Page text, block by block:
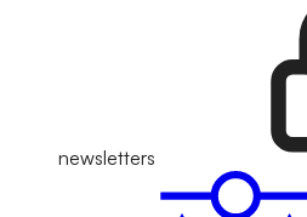
newsletters